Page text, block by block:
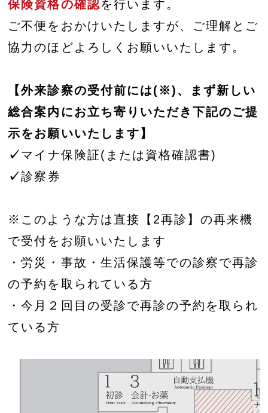
保険資格の確認を行います。
ご不便をおかけいたしますが、ご理解とご
協力のほどよろしくお願いいたします。
【外来診察の受付前には(※)、まず新しい
総合案内にお立ち寄りいただき下記のご提
示をお願いいたします】
✓マイナ保険証(または資格確認書)
✓診察券
※このような方は直接【2再診】の再来機
で受付をお願いいたします
・労災・事故・生活保護等での診察で再診
の予約を取られている方
・今月２回目の受診で再診の予約を取られ
ている方